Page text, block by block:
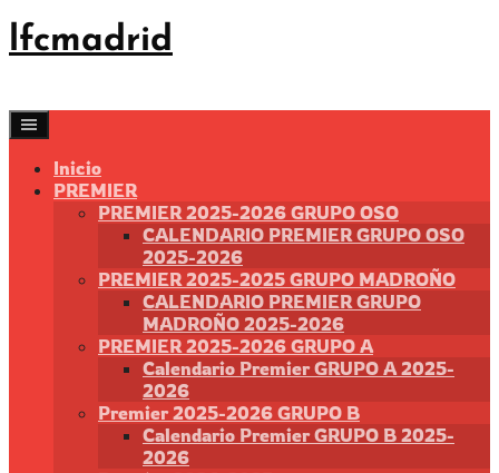
Saltar
al
lfcmadrid
Inicio
PREMIER
PREMIER 2025-2026 GRUPO OSO
CALENDARIO PREMIER GRUPO OSO
2025-2026
PREMIER 2025-2025 GRUPO MADROÑO
CALENDARIO PREMIER GRUPO
MADROÑO 2025-2026
PREMIER 2025-2026 GRUPO A
Calendario Premier GRUPO A 2025-
2026
Premier 2025-2026 GRUPO B
Calendario Premier GRUPO B 2025-
2026